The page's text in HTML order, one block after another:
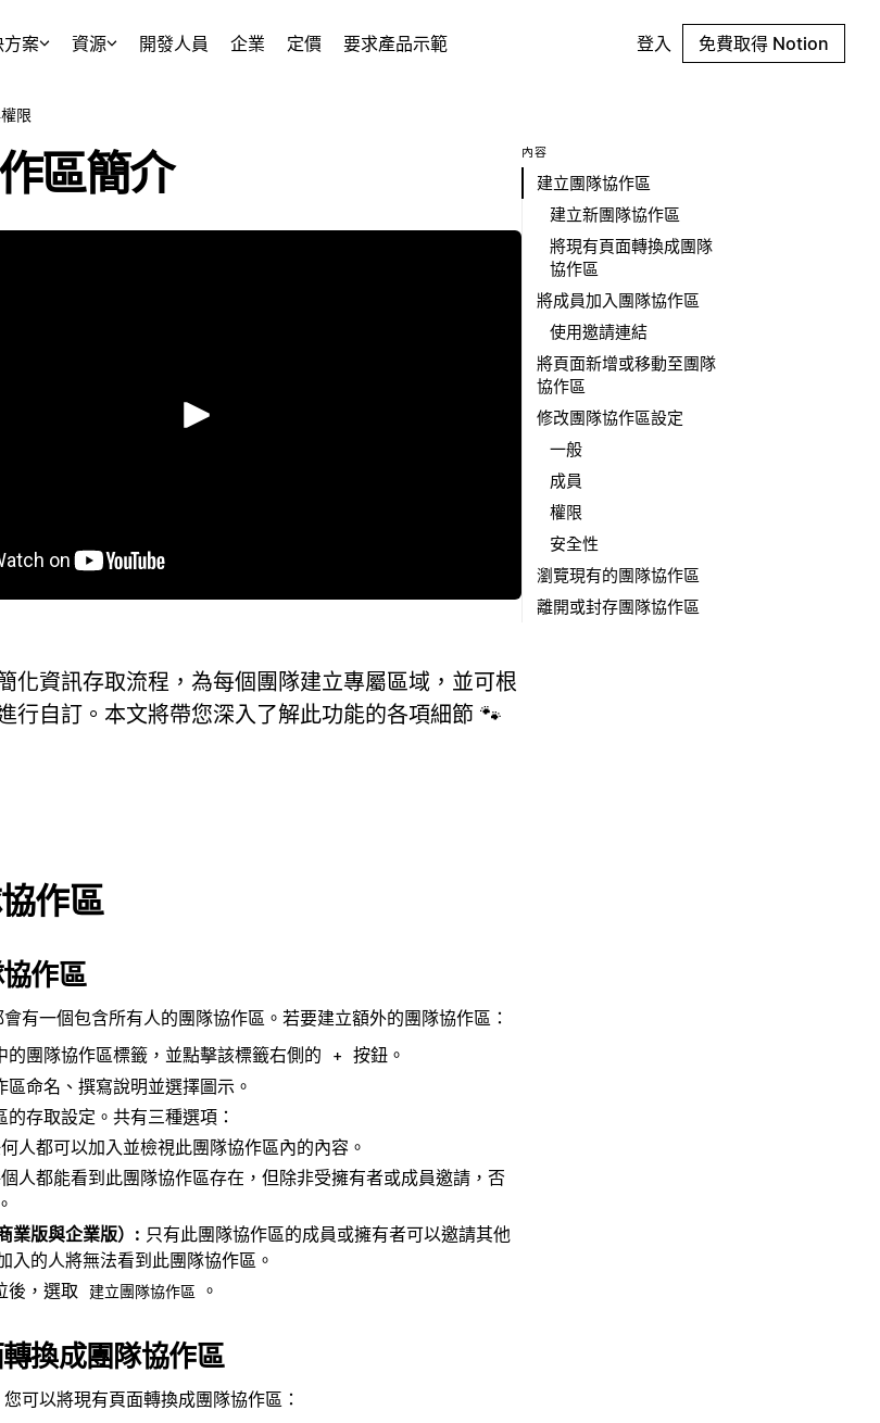
案 資源 開發人員 企業 定價 要求產品示範 登入 免費取得 Notion
限
區簡介
播放
化資訊存取流程，為每個團隊建立專屬區域，並可根
行自訂。本文將帶您深入了解此功能的各項細節 🐾
作區
作區
有一個包含所有人的團隊協作區。若要建立額外的團隊協作區：
的團隊協作區標籤，並點擊該標籤右側的
+
按鈕。
區命名、撰寫說明並選擇圖示。
的存取設定。共有三種選項：
人都可以加入並檢視此團隊協作區內的內容。
人都能看到此團隊協作區存在，但除非受擁有者或成員邀請，否
業版與企業版）: 只有此團隊協作區的成員或擁有者可以邀請其他
入的人將無法看到此團隊協作區。
後，選取
建立團隊協作區 。
換成團隊協作區
可以將現有頁面轉換成團隊協作區：
內容
建立團隊協作區
建立新團隊協作區
將現有頁面轉換成團隊
協作區
將成員加入團隊協作區
使用邀請連結
將頁面新增或移動至團隊
協作區
修改團隊協作區設定
一般
成員
權限
安全性
瀏覽現有的團隊協作區
離開或封存團隊協作區